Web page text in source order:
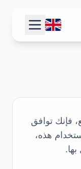
فإنك توافق
هذه،